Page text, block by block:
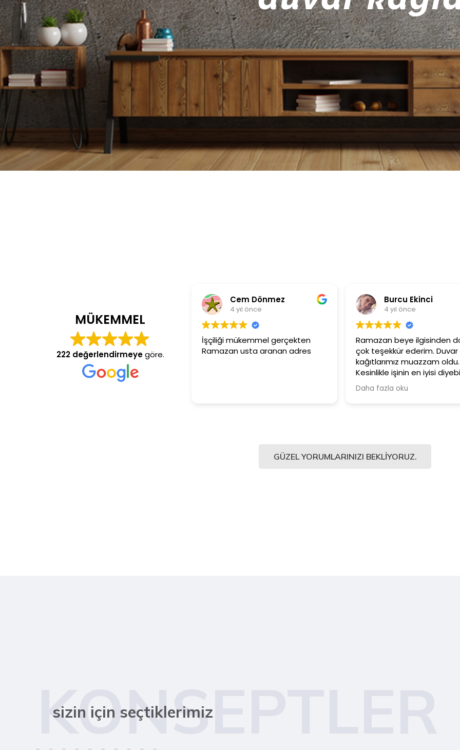
MÜKEMMEL
222 değerlendirmeyegöre.
İşçiliği mükemmel gerçekten
Ramazan usta aranan adres
Burcu Ekinci
Ramazan beye ilgisinden dolayı
çok teşekkür ederim. Duvar
Kesinlikle işinin en iyisi diyebilirim.
Metin
Ürünler çok
Güler yüzlü ve
çalışanlarına için
GÜZEL YORUMLARINIZI BEKLIYORUZ.
KONSEPTLER
sizin için seçtiklerimiz